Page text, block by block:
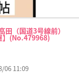
田（国道3号線前）
】(No.479968)
06 11:09